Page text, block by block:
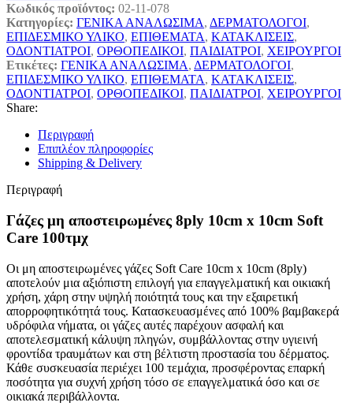
Κωδικός προϊόντος: 02-11-078
Κατηγορίες: ΓΕΝΙΚΑ ΑΝΑΛΩΣΙΜΑ, ΔΕΡΜΑΤΟΛΟΓΟΙ,
ΕΠΙΔΕΣΜΙΚΟ ΥΛΙΚΟ, ΕΠΙΘΕΜΑΤΑ, ΚΑΤΑΚΛΙΣΕΙΣ,
ΟΔΟΝΤΙΑΤΡΟΙ, ΟΡΘΟΠΕΔΙΚΟΙ, ΠΑΙΔΙΑΤΡΟΙ, ΧΕΙΡΟΥΡΓΟΙ
Ετικέτες: ΓΕΝΙΚΑ ΑΝΑΛΩΣΙΜΑ, ΔΕΡΜΑΤΟΛΟΓΟΙ,
ΕΠΙΔΕΣΜΙΚΟ ΥΛΙΚΟ, ΕΠΙΘΕΜΑΤΑ, ΚΑΤΑΚΛΙΣΕΙΣ,
ΟΔΟΝΤΙΑΤΡΟΙ, ΟΡΘΟΠΕΔΙΚΟΙ, ΠΑΙΔΙΑΤΡΟΙ, ΧΕΙΡΟΥΡΓΟΙ
Share:
Περιγραφή
Επιπλέον πληροφορίες
Shipping & Delivery
Περιγραφή
Γάζες μη αποστειρωμένες 8ply 10cm x 10cm Soft
Care 100τμχ
Οι μη αποστειρωμένες γάζες Soft Care 10cm x 10cm (8ply)
αποτελούν μια αξιόπιστη επιλογή για επαγγελματική και οικιακή
χρήση, χάρη στην υψηλή ποιότητά τους και την εξαιρετική
απορροφητικότητά τους. Κατασκευασμένες από 100% βαμβακερά
υδρόφιλα νήματα, οι γάζες αυτές παρέχουν ασφαλή και
αποτελεσματική κάλυψη πληγών, συμβάλλοντας στην υγιεινή
φροντίδα τραυμάτων και στη βέλτιστη προστασία του δέρματος.
Κάθε συσκευασία περιέχει 100 τεμάχια, προσφέροντας επαρκή
ποσότητα για συχνή χρήση τόσο σε επαγγελματικά όσο και σε
οικιακά περιβάλλοντα.